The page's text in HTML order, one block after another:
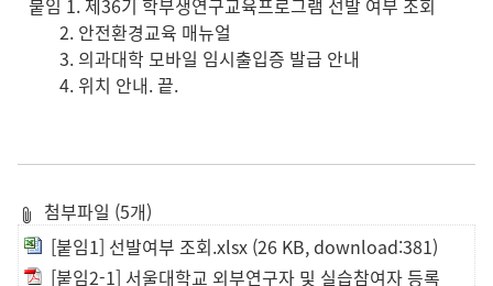
붙임 1. 제36기 학부생연구교육프로그램 선발 여부 조회
2. 안전환경교육 매뉴얼
3. 의과대학 모바일 임시출입증 발급 안내
4. 위치 안내. 끝.
첨부파일 (5개)
[붙임1] 선발여부 조회.xlsx (26 KB, download:381)
[붙임2-1] 서울대학교 외부연구자 및 실습참여자 등록